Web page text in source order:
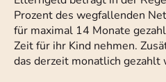
Prozent des wegfallenden
für maximal 14 Monate
Zeit für ihr Kind nehmen.
das derzeit monatlich gezahlt